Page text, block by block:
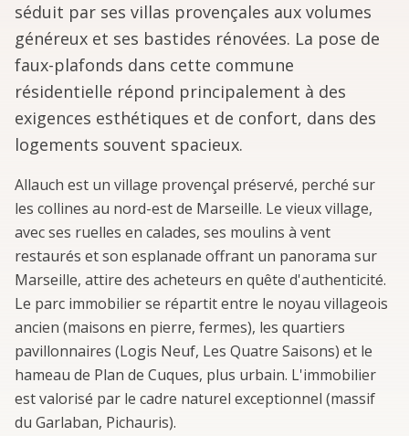
séduit par ses villas provençales aux volumes
généreux et ses bastides rénovées. La pose de
faux-plafonds dans cette commune
résidentielle répond principalement à des
exigences esthétiques et de confort, dans des
logements souvent spacieux.
Allauch est un village provençal préservé, perché sur
les collines au nord-est de Marseille. Le vieux village,
avec ses ruelles en calades, ses moulins à vent
restaurés et son esplanade offrant un panorama sur
Marseille, attire des acheteurs en quête d'authenticité.
Le parc immobilier se répartit entre le noyau villageois
ancien (maisons en pierre, fermes), les quartiers
pavillonnaires (Logis Neuf, Les Quatre Saisons) et le
hameau de Plan de Cuques, plus urbain. L'immobilier
est valorisé par le cadre naturel exceptionnel (massif
du Garlaban, Pichauris).